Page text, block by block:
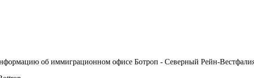
об иммиграционном офисе Ботроп - Северный Рейн-